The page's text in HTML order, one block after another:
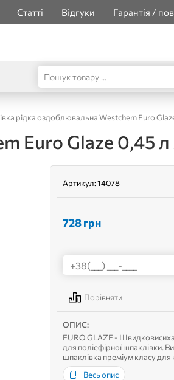
Статті Відгуки Гарантія /
рідка оздоблювальна Westchem Euro
Euro Glaze 0,45 л
Артикул:14078
728грн
Порівняти
ОПИС:
EURO GLAZE -
для поліефірної шпаклівки.
шпаклівка преміум класу для
великі поверхні, а також
Весь опис